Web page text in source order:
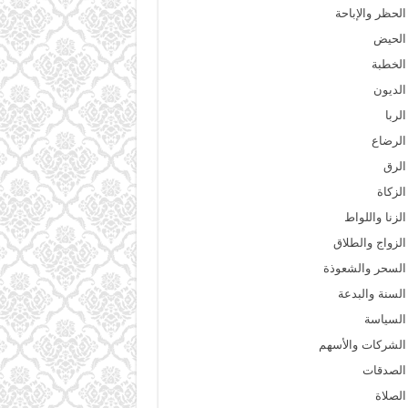
الحظر والإباحة
الحيض
الخطبة
الديون
الربا
الرضاع
الرق
الزكاة
الزنا واللواط
الزواج والطلاق
السحر والشعوذة
السنة والبدعة
السياسة
الشركات والأسهم
الصدقات
الصلاة